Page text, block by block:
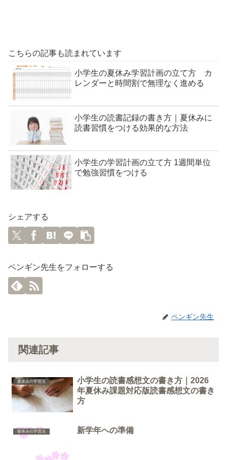
こちらの記事も読まれています
小学生の夏休み学習計画の立て方 カ
レンダーと時間割で無理なく進める
小学生の読書記録の書き方｜夏休みに
読書習慣をつける効果的な方法
小学生の学習計画の立て方 1週間単位
で勉強習慣をつける
シェアする
ペンギン先生をフォローする
ペンギン先生
関連記事
夏休みの学習法
小学生の読書感想文の書き方｜2026
年夏休み課題対応版読書感想文の書き
方
春休みの学習法 新学年への準備